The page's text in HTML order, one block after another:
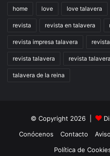
home love love talavera
revista revista en talavera
revista impresa talavera
revista talavera revista
talavera de la reina
© Copyright 2026 |
Conócenos
Contacto
Política de